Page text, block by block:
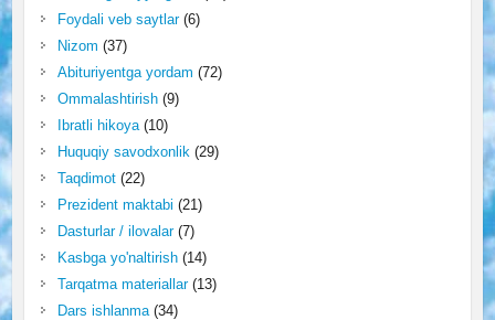
Foydali veb saytlar(6)
Nizom (37)
Abituriyentga yordam (72)
Ommalashtirish(9)
Ibratli hikoya(10)
Huquqiy savodxonlik (29)
Taqdimot(22)
Prezident maktabi (21)
Dasturlar / ilovalar(7)
Kasbga yo'naltirish(14)
Tarqatma materiallar(13)
Dars ishlanma(34)